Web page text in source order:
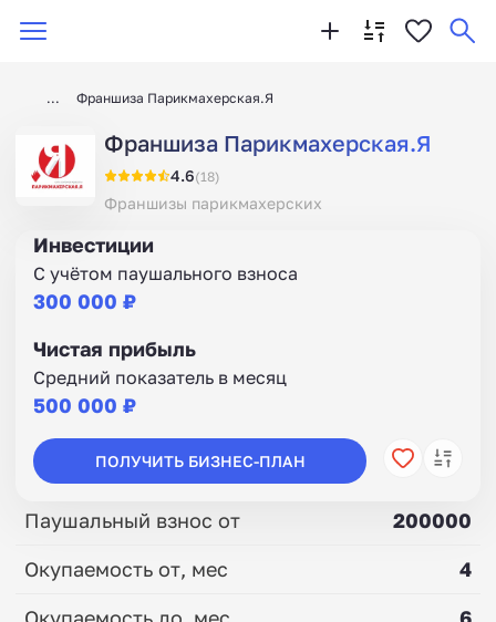
Франшиза Парикмахерская.Я
Франшиза Парикмахерская.Я
4.6(18)
Франшизы парикмахерских
Инвестиции
С учётом паушального взноса
300 000 ₽
Чистая прибыль
Средний показатель в месяц
500 000 ₽
ПОЛУЧИТЬ БИЗНЕС-ПЛАН
Паушальный взнос от
200000
Окупаемость от, мес
4
Окупаемость до, мес
6